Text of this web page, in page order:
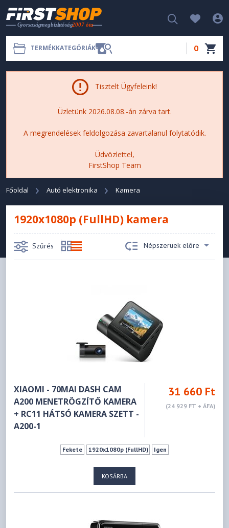
TERMÉKKATEGÓRIÁK 0
Tisztelt Ügyfeleink!
Üzletünk 2026.08.08.-án zárva tart.
A megrendelések feldolgozása zavartalanul folytatódik.
Üdvözlettel,
FirstShop Team
Főoldal Autó elektronika Kamera
1920x1080p (FullHD) kamera
Szűrés Népszerüek előre
XIAOMI - 70MAI DASH CAM
A200 MENETRÖGZÍTŐ KAMERA
+ RC11 HÁTSÓ KAMERA SZETT -
A200-1
31 660 Ft
(24 929 FT + ÁFA)
Fekete 1920x1080p (FullHD) Igen
KOSÁRBA